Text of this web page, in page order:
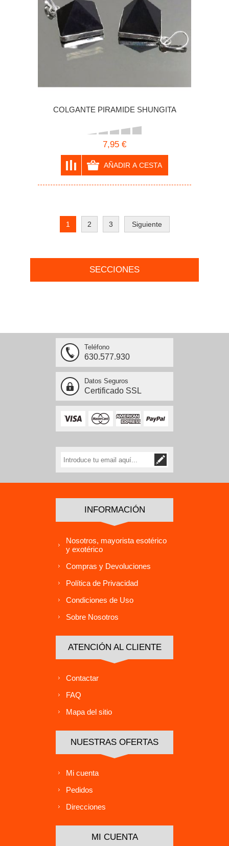
COLGANTE PIRAMIDE SHUNGITA
7,95 €
1 2 3 Siguiente
SECCIONES
Teléfono
630.577.930
Datos Seguros
Certificado SSL
INFORMACIÓN
Nosotros, mayorista esotérico
y exotérico
Compras y Devoluciones
Política de Privacidad
Condiciones de Uso
Sobre Nosotros
ATENCIÓN AL CLIENTE
Contactar
FAQ
Mapa del sitio
NUESTRAS OFERTAS
Mi cuenta
Pedidos
Direcciones
MI CUENTA